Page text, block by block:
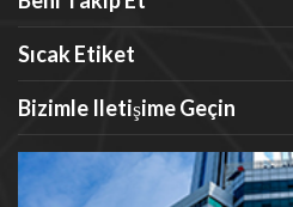
Sıcak Etiket
Bizimle Iletişime Geçin